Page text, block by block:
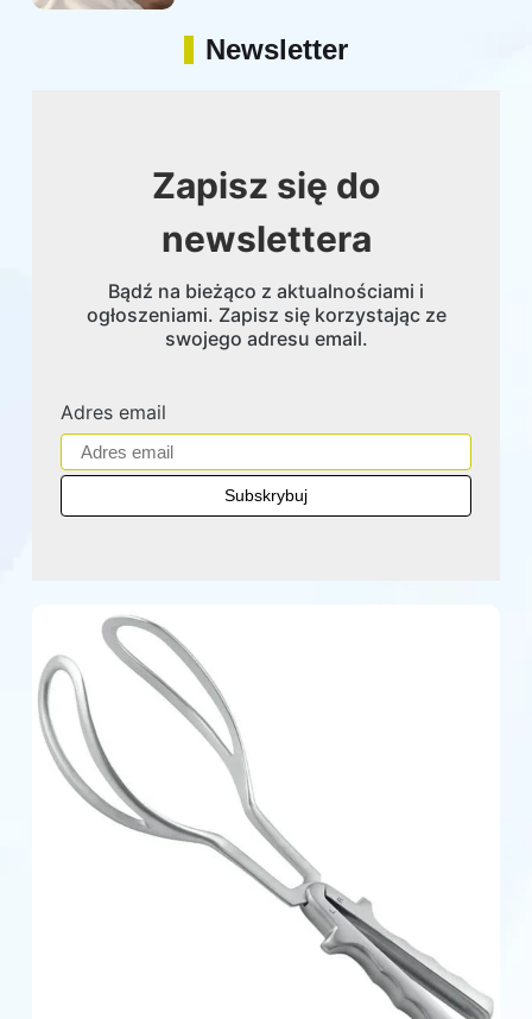
Newsletter
Zapisz się do
newslettera
Bądź na bieżąco z aktualnościami i
ogłoszeniami. Zapisz się korzystając ze
swojego adresu email.
Adres email